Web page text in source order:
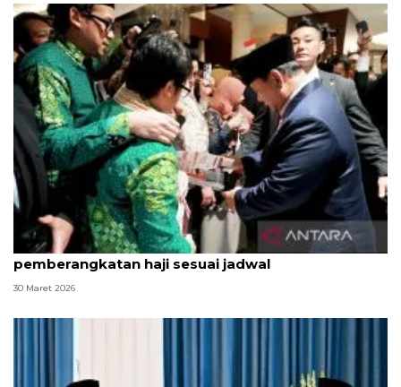
Terpopuler, Prabowo di Jepang hingga
pemberangkatan haji sesuai jadwal
30 Maret 2026